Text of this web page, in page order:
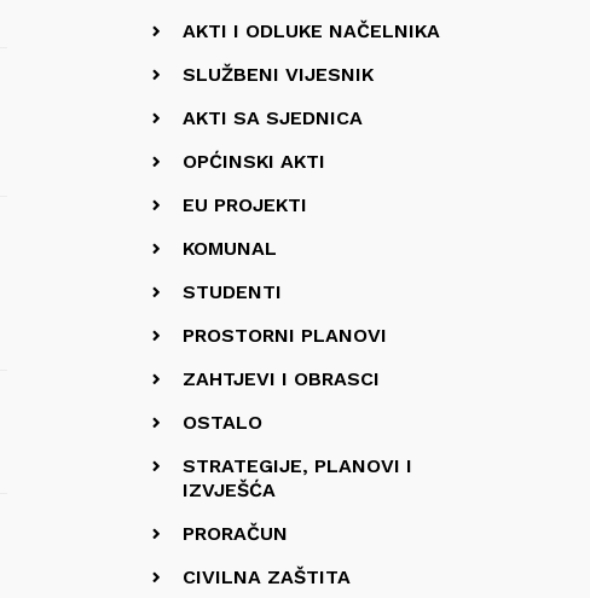
AKTI I ODLUKE NAČELNIKA
SLUŽBENI VIJESNIK
AKTI SA SJEDNICA
OPĆINSKI AKTI
EU PROJEKTI
KOMUNAL
STUDENTI
PROSTORNI PLANOVI
ZAHTJEVI I OBRASCI
OSTALO
STRATEGIJE, PLANOVI I
IZVJEŠĆA
PRORAČUN
CIVILNA ZAŠTITA